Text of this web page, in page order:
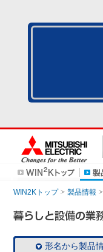
WIN2Kトップ 製品情報
形名から製品